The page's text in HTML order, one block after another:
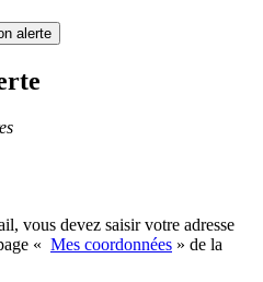
alerte
vous devez saisir votre adresse
« Mes coordonnées » de la